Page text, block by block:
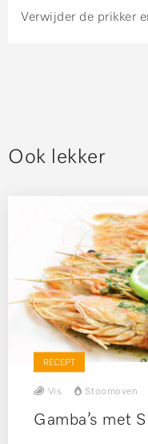
Verwijder de prikker
Ook lekker
RECEPT
Vis Stoomoven
Gamba’s met